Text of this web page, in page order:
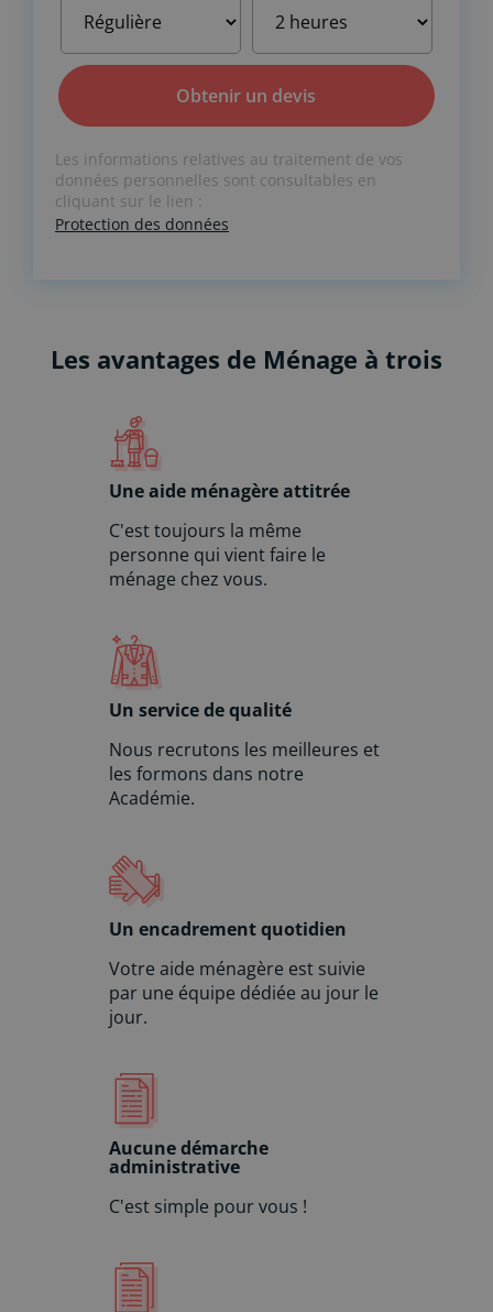
Les avantages de Ménage à trois
Une aide ménagère attitrée
C'est toujours la même
personne qui vient faire le
ménage chez vous.
Un service de qualité
Nous recrutons les meilleures et
les formons dans notre
Académie.
Un encadrement quotidien
Votre aide ménagère est suivie
par une équipe dédiée au jour le
jour.
Aucune démarche
administrative
C'est simple pour vous !
l
t
e
r
v
Les informations relatives au traitement de vos
données personnelles sont consultables en
cliquant sur le lien :
Protection des données